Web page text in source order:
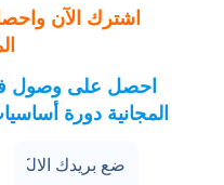
اشترك الآن
احصل على وصول
المجانية دورة